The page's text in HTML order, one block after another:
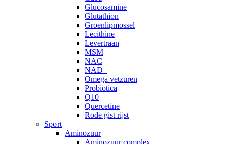
Glucosamine
Glutathion
Groenlipmossel
Lecithine
Levertraan
MSM
NAC
NAD+
Omega vetzuren
Probiotica
Q10
Quercetine
Rode gist rijst
Sport
Aminozuur
Aminozuur complex